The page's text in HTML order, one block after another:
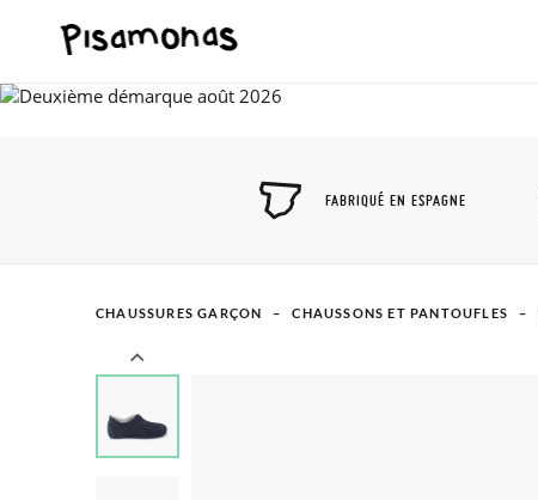
FABRIQUÉ EN ESPAGNE
CHAUSSURES GARÇON CHAUSSONS ET PANTOUFLES